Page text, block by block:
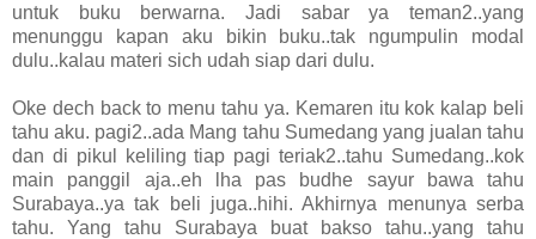
untuk buku berwarna. Jadi sabar ya teman2..yang
menunggu kapan aku bikin buku..tak ngumpulin modal
dulu..kalau materi sich udah siap dari dulu.
Oke dech back to menu tahu ya. Kemaren itu kok kalap beli
tahu aku. pagi2..ada Mang tahu Sumedang yang jualan tahu
dan di pikul keliling tiap pagi teriak2..tahu Sumedang..kok
main panggil aja..eh lha pas budhe sayur bawa tahu
Surabaya..ya tak beli juga..hihi. Akhirnya menunya serba
tahu. Yang tahu Surabaya buat bakso tahu..yang tahu